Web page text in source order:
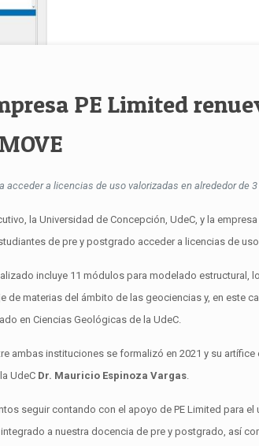
PE Limited
acceder a licencias de uso valorizadas en alrededor de
la Universidad de Concepción, UdeC, y la
de pre y postgrado acceder a licencias de
incluye 11 módulos para modelado estructural,
de materias del ámbito de las geociencias y, en este
en Ciencias Geológicas de la UdeC.
ambas instituciones se formalizó en 2021 y su
UdeC Dr. Mauricio Espinoza Vargas.
seguir contando con el apoyo de PE Limited para
a nuestra docencia de pre y postgrado, así